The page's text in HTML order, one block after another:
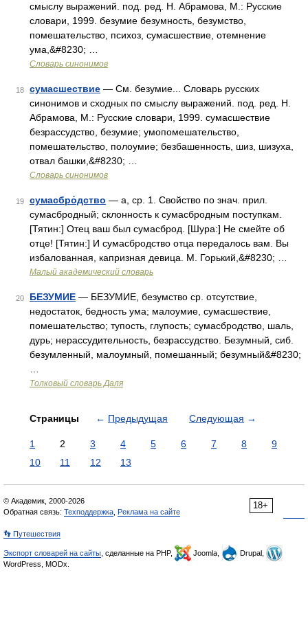
смыслу выражений. под. ред. Н. Абрамова, М.: Русские
словари, 1999. безумие безумность, безумство,
помешательство, психоз, сумасшествие, отемнение
ума,&#8230; …
Словарь синонимов
18 сумасшествие — См. безумие... Словарь русских
синонимов и сходных по смыслу выражений. под. ред. Н.
Абрамова, М.: Русские словари, 1999. сумасшествие
безрассудство, безумие; умопомешательство,
помешательство, полоумие; безбашенность, шиз, шизуха,
отвал башки,&#8230; …
Словарь синонимов
19 сумасбро́дство — а, ср. 1. Свойство по знач. прил.
сумасбродный; склонность к сумасбродным поступкам.
[Тятин:] Отец ваш был сумасброд. [Шура:] Не смейте об
отце! [Тятин:] И сумасбродство отца передалось вам. Вы
избалованная, капризная девица. М. Горький,&#8230; …
Малый академический словарь
20 БЕЗУМИЕ — БЕЗУМИЕ, безумство ср. отсутствие,
недостаток, бедность ума; малоумие, сумасшествие,
помешательство; тупость, глупость; сумасбродство, шаль,
дурь; нерассудительность, безрассудство. Безумный, сиб.
безумленный, малоумный, помешанный; безумный&#8230;
Толковый словарь Даля
Страницы ← Предыдущая Следующая →
1 2 3 4 5 6 7 8
9
10
11 12 13
18+
© Академик, 2000-2026
Обратная связь: Техподдержка Реклама на сайте
👣 Путешествия
Экспорт словарей на сайты , сделанные на PHP, Joomla,
Drupal,
WordPress, MODx.